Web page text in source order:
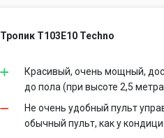
Тропик Т103Е10 Techno
Красивый, очень мощный,
до пола (при высоте 2,5
Не очень удобный пульт
обычный пульт, как у